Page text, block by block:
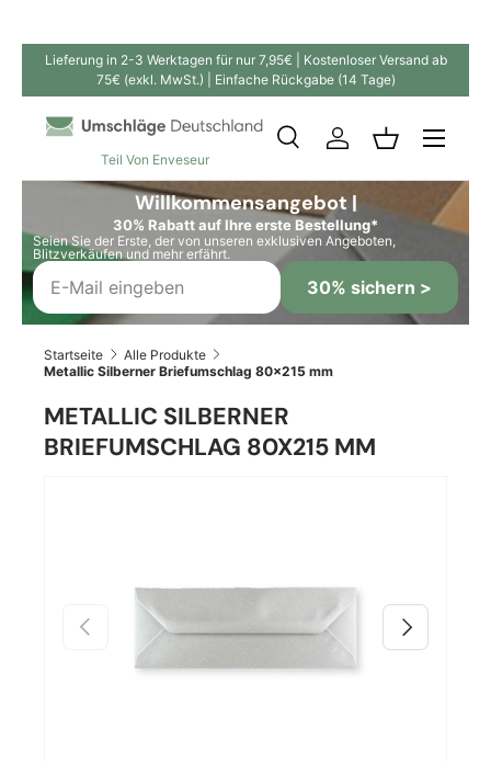
Direkt zum Inhalt
Lieferung in 2-3 Werktagen für nur 7,95€ | Kostenloser Versand ab
75€ (exkl. MwSt.) | Einfache Rückgabe (14 Tage)
Teil Von Enveseur
SuchenSuchen
SucheEinloggen
Willkommensangebot |
30% Rabatt auf Ihre erste Bestellung*
Seien Sie der Erste, der von unseren exklusiven Angeboten,
Blitzverkäufen und mehr erfährt.
30% sichern >
Startseite
Alle Produkte
Metallic Silberner Briefumschlag 80x215 mm
METALLIC SILBERNER
BRIEFUMSCHLAG 80X215 MM
Vorherige Nächste